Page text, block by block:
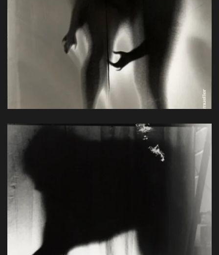
Handprint, Baryt, 56 x 42 cm, 1993